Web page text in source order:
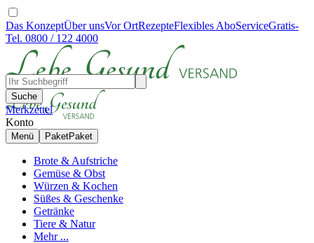
Das KonzeptÜber unsVor OrtRezepteFlexibles AboServiceGratis-
Tel. 0800 / 122 4000
Suche
Merkzettel
Konto
Menü PaketPaket
Brote & Aufstriche
Gemüse & Obst
Würzen & Kochen
Süßes & Geschenke
Getränke
Tiere & Natur
Mehr ...